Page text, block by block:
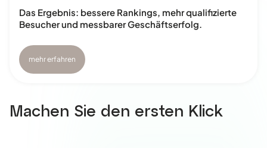
Das Ergebnis: bessere Rankings, mehr qualifizierte
Besucher und messbarer Geschäftserfolg.
mehr erfahren
Machen Sie den ersten Klick